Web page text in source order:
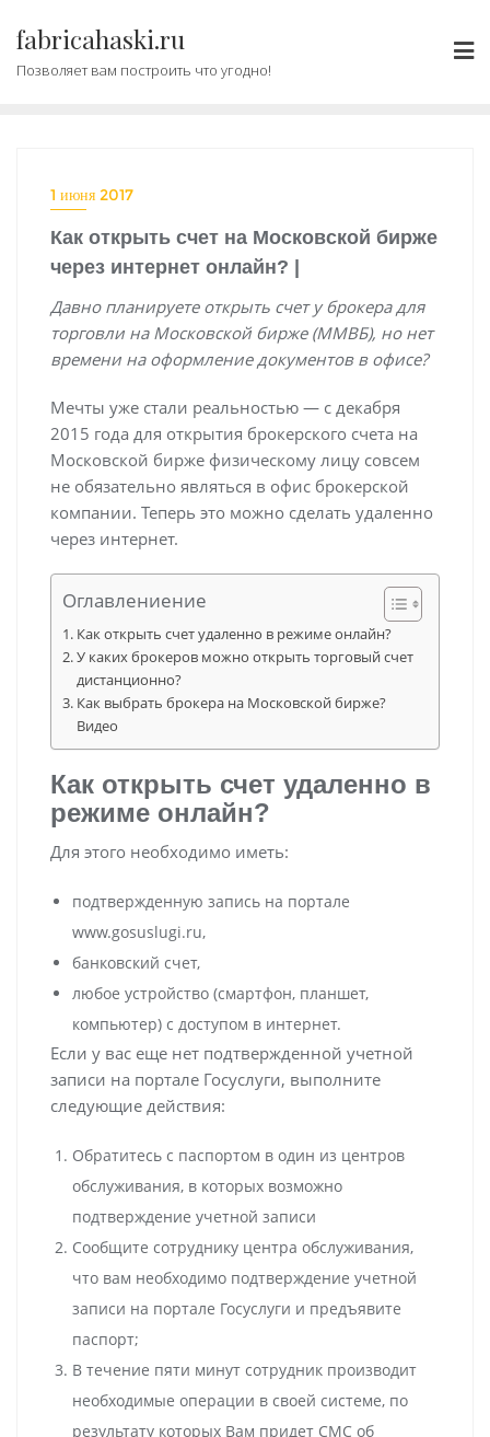
содержимому
fabricahaski.ru
Позволяет вам построить что угодно!
1 июня 2017
Как открыть счет на Московской бирже
через интернет онлайн? |
Давно планируете открыть счет у брокера для
торговли на Московской бирже (ММВБ), но нет
времени на оформление документов в офисе?
Мечты уже стали реальностью — с декабря
2015 года для открытия брокерского счета на
Московской бирже физическому лицу совсем
не обязательно являться в офис брокерской
компании. Теперь это можно сделать удаленно
через интернет.
Оглавлениение
Как открыть счет удаленно в режиме онлайн?
У каких брокеров можно открыть торговый счет
дистанционно?
Как выбрать брокера на Московской бирже?
Видео
Как открыть счет удаленно в
режиме онлайн?
Для этого необходимо иметь:
подтвержденную запись на портале
www.gosuslugi.ru,
банковский счет,
любое устройство (смартфон, планшет,
компьютер) с доступом в интернет.
Если у вас еще нет подтвержденной учетной
записи на портале Госуслуги, выполните
следующие действия:
Обратитесь с паспортом в один из центров
обслуживания, в которых возможно
подтверждение учетной записи
Сообщите сотруднику центра обслуживания,
что вам необходимо подтверждение учетной
записи на портале Госуслуги и предъявите
паспорт;
В течение пяти минут сотрудник производит
необходимые операции в своей системе, по
результату которых Вам придет СМС об